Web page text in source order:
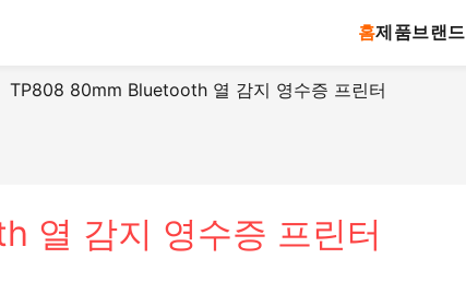
홈제품브랜드
TP808 80mm Bluetooth 열 감지 영수증 프린터
열 감지 영수증 프린터